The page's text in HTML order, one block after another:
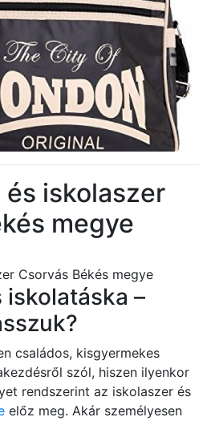
iskolaszer
megye
Csorvás Békés megye
iskolatáska –
családos, kisgyermekes
szól, hiszen ilyenkor
rendszerint az iskolaszer és
előz meg. Akár személyesen